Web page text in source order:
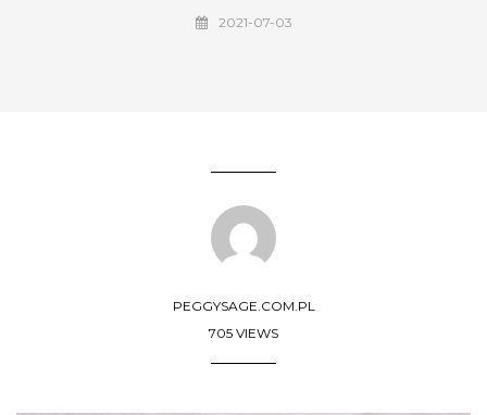
2021-07-03
PEGGYSAGE.COM.PL
705 VIEWS